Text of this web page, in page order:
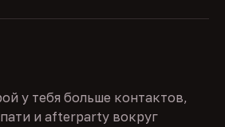
у тебя больше контактов,
и afterparty вокруг